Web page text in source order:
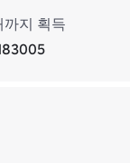
까지 획득